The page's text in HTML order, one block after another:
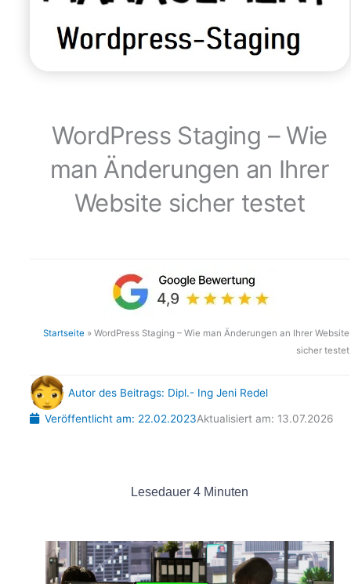
WordPress Staging – Wie
man Änderungen an Ihrer
Website sicher testet
Startseite » WordPress Staging – Wie man Änderungen an Ihrer Website
sicher testet
Autor des Beitrags: Dipl.- Ing Jeni Redel
Veröffentlicht am: 22.02.2023Aktualisiert am: 13.07.2026
Lesedauer 4 Minuten